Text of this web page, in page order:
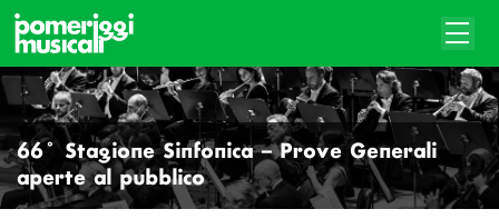
66° Stagione Sinfonica – Prove Generali
aperte al pubblico